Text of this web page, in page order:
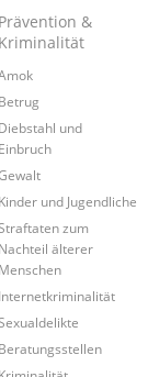
Prävention &
Kriminalität
Betrug
Diebstahl und
Einbruch
Kinder und Jugendliche
zum
Nachteil älterer
Menschen
Internetkriminalität
Beratungsstellen